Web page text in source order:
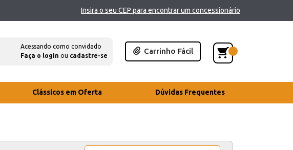
Insira o seu CEP para encontrar um concessionário
Acessando como convidado
Faça o login ou cadastre-se
Carrinho Fácil
Clássicos em Oferta Dúvidas Frequentes